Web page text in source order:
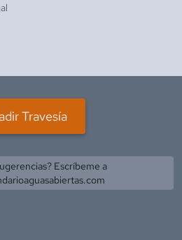
Travesía
Escríbeme a